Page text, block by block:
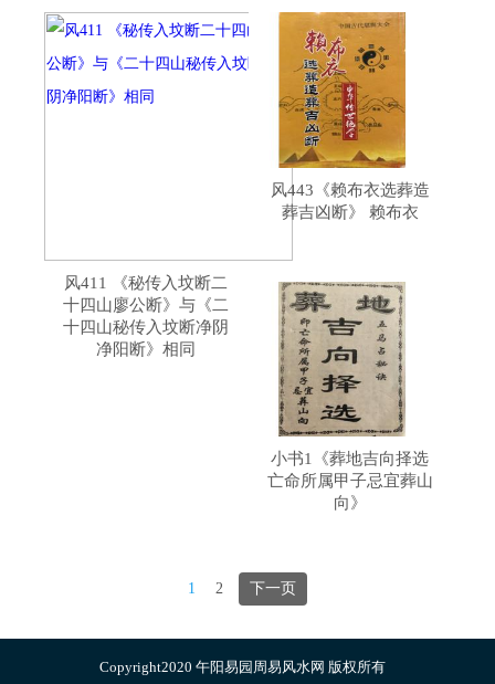
风411 《秘传入坟断二
十四山廖公断》与《二
十四山秘传入坟断净阴
净阳断》相同
风443《赖布衣选葬造
葬吉凶断》 赖布衣
小书1《葬地吉向择选
亡命所属甲子忌宜葬山
向》
1 2 下一页
Copyright2020 午阳易园周易风水网 版权所有